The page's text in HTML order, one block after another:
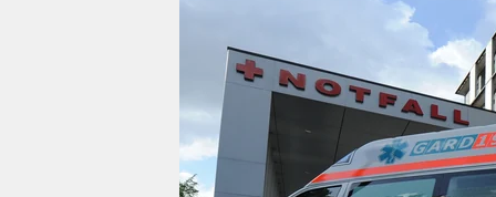
verlag
veranstaltungen
shop